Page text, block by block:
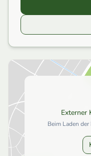
Externer
Beim Laden